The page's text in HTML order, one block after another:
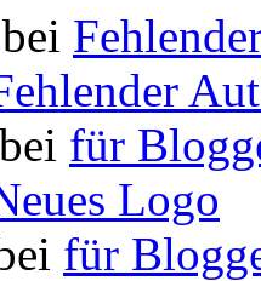
bei
für
Logo
für